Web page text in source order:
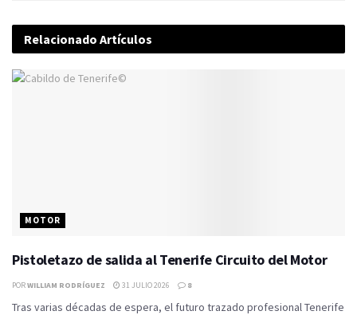
Relacionado Artículos
MOTOR
Pistoletazo de salida al Tenerife Circuito del Motor
PORWILLIAM RODRÍGUEZ 31 JULIO 2026 8
Tras varias décadas de espera, el futuro trazado profesional Tenerife